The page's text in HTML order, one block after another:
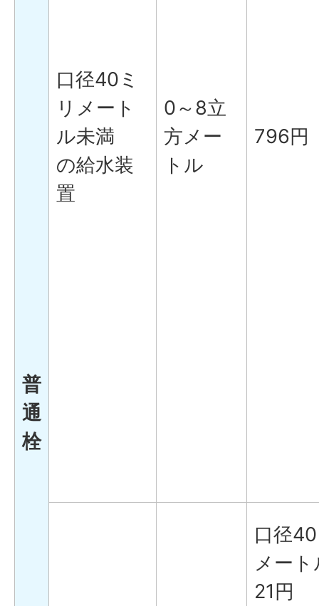
普
通
栓
口径40ミ
リメート
ル未満
の給水装
置
0～8立
方メー
トル
796円
口径
メー
21円